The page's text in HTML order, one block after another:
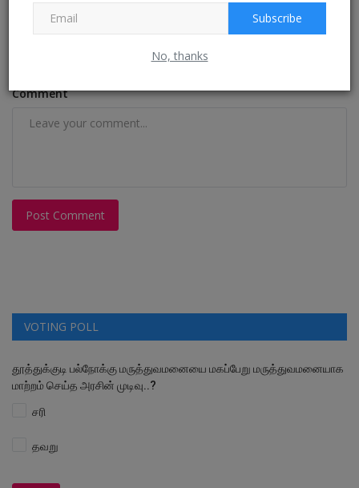
Subscribe
No, thanks
Comment
Post Comment
VOTING POLL
தூத்துக்குடி பல்நோக்கு மருத்துவமனையை மகப்பேறு மருத்துவமனையாக
மாற்றம் செய்த அரசின் முடிவு..?
சரி
தவறு